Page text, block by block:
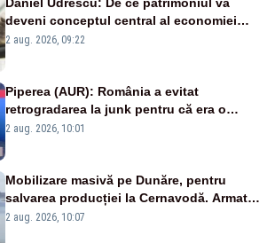
deveni conceptul central al economiei
viitoare?
2 aug. 2026, 09:22
Piperea (AUR): România a evitat
retrogradarea la junk pentru că era o
catastrofă pentru bănci și fondurile de
2 aug. 2026, 10:01
Mobilizare masivă pe Dunăre, pentru
salvarea producției la Cernavodă. Armata
va detona o stâncă și va devia apa
2 aug. 2026, 10:07